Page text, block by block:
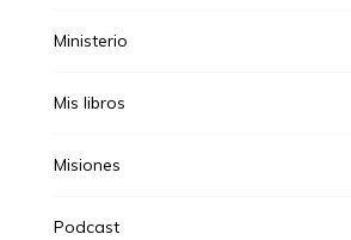
Ministerio
Mis libros
Misiones
Podcast